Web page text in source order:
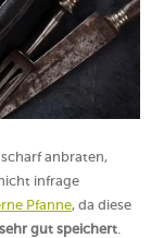
anbraten,
infrage
Pfanne, da diese
gut speichert